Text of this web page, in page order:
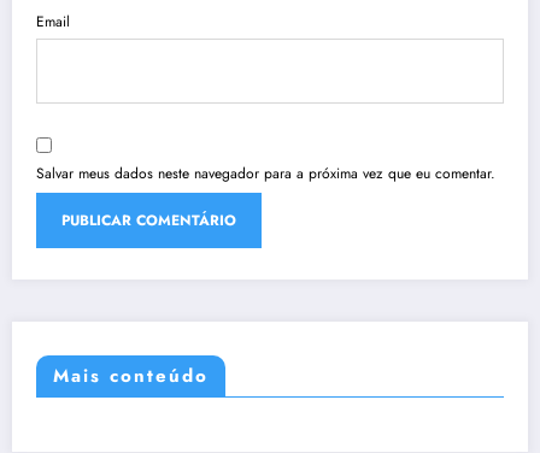
Email
Salvar meus dados neste navegador para a próxima vez que eu comentar.
Mais conteúdo